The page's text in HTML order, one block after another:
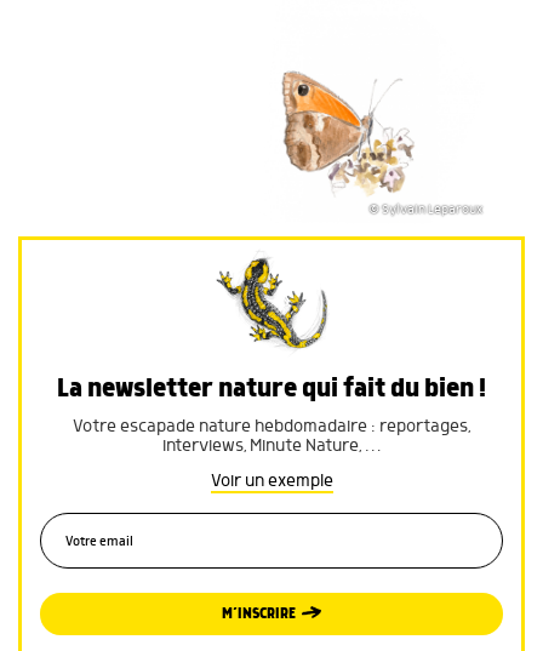
© Sylvain Leparoux
La newsletter nature qui fait du bien !
Votre escapade nature hebdomadaire : reportages,
interviews, Minute Nature, …
Voir un exemple
M’INSCRIRE